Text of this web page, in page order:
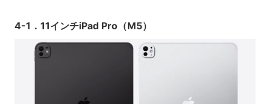
4-1．11インチiPad Pro（M5）